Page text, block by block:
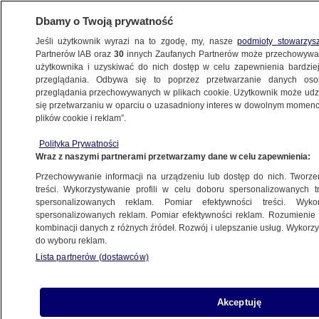
POLSKA
to jakaś koronkowa robota geniuszy zła"
2.01.2025, 22:56
Udostępnij
Dbamy o Twoją prywatność
Jeśli użytkownik wyrazi na to zgodę, my, naszepodmioty
Partnerów IAB oraz30 innych Zaufanych Partnerów może
użytkownika i uzyskiwać do nich dostęp w celu zapewnienia
przeglądania. Odbywa się to poprzez przetwarzanie danych
przeglądania przechowywanych w plikach cookie. Użytkownik może
się przetwarzaniu w oparciu o uzasadniony interes w dowolnym
plików cookie i reklam”.
Polityka Prywatności
Wraz z naszymi partnerami przetwarzamy dane w celu zapewnienia:
Przechowywanie informacji na urządzeniu lub dostęp do nich.
treści. Wykorzystywanie profili w celu doboru spersonalizowanych
spersonalizowanych reklam. Pomiar efektywności treści.
spersonalizowanych reklam. Pomiar efektywności reklam.
kombinacji danych z różnych źródeł. Rozwój i ulepszanie usług.
do wyboru reklam.
Lista partnerów (dostawców)
Akceptuję